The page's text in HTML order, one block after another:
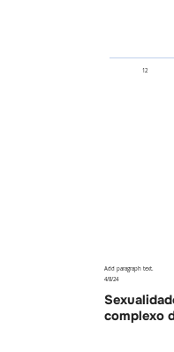
12
complexo
4/8/24
Add paragraph text.